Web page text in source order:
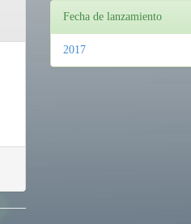
Fecha de lanzamiento
2017